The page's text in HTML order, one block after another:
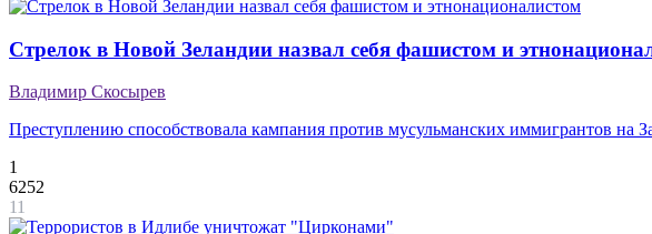
Стрелок в Новой Зеландии назвал себя фашистом и
Владимир Скосырев
Преступлению способствовала кампания против мусульманских иммигрантов на
1
6252
11